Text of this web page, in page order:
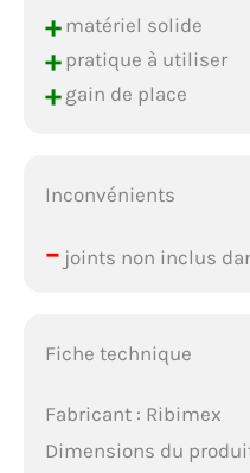
+matériel solide
+pratique à utiliser
+gain de place
Inconvénients
–joints non inclus
Fiche technique
Fabricant : Ribimex
Dimensions du